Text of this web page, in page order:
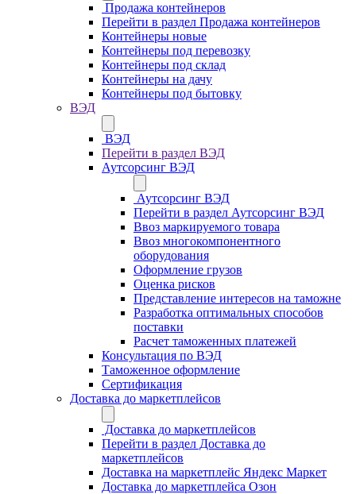
Продажа контейнеров
Перейти в раздел Продажа контейнеров
Контейнеры новые
Контейнеры под перевозку
Контейнеры под склад
Контейнеры на дачу
Контейнеры под бытовку
ВЭД
ВЭД
Перейти в раздел ВЭД
Аутсорсинг ВЭД
Аутсорсинг ВЭД
Перейти в раздел Аутсорсинг ВЭД
Ввоз маркируемого товара
Ввоз многокомпонентного
оборудования
Оформление грузов
Оценка рисков
Представление интересов на таможне
Разработка оптимальных способов
поставки
Расчет таможенных платежей
Консультация по ВЭД
Таможенное оформление
Сертификация
Доставка до маркетплейсов
Доставка до маркетплейсов
Перейти в раздел Доставка до
маркетплейсов
Доставка на маркетплейс Яндекс Маркет
Доставка до маркетплейса Озон